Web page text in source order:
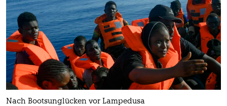
Nach Bootsunglücken vor Lampedusa